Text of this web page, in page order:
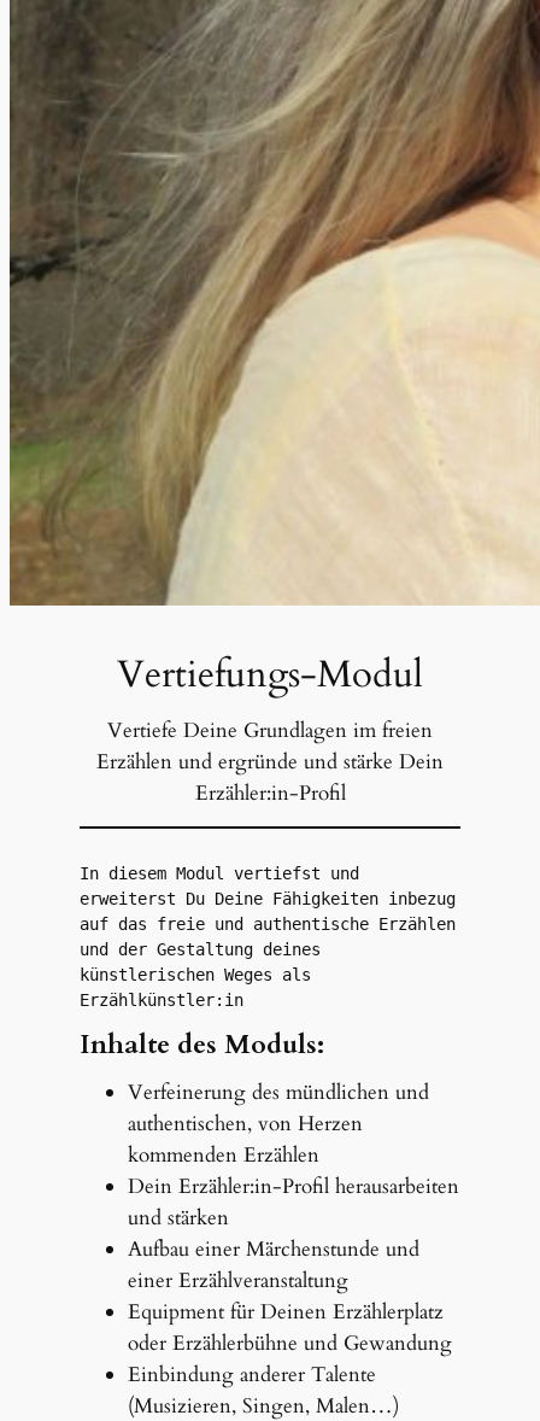
Vertiefungs-Modul
Vertiefe Deine Grundlagen im freien
Erzählen und ergründe und stärke Dein
Erzähler:in-Profil
In diesem Modul vertiefst und
erweiterst Du Deine Fähigkeiten inbezug
auf das freie und authentische Erzählen
und der Gestaltung deines
künstlerischen Weges als
Erzählkünstler:in
Inhalte des Moduls:
Verfeinerung des mündlichen und
authentischen, von Herzen
kommenden Erzählen
Dein Erzähler:in-Profil herausarbeiten
und stärken
Aufbau einer Märchenstunde und
einer Erzählveranstaltung
Equipment für Deinen Erzählerplatz
oder Erzählerbühne und Gewandung
Einbindung anderer Talente
(Musizieren, Singen, Malen…)